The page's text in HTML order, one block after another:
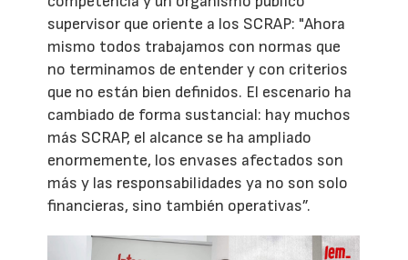
supervisor que oriente a los SCRAP: "Ahora
mismo todos trabajamos con normas que
no terminamos de entender y con criterios
que no están bien definidos. El escenario ha
cambiado de forma sustancial: hay muchos
más SCRAP, el alcance se ha ampliado
enormemente, los envases afectados son
más y las responsabilidades ya no son solo
financieras, sino también operativas”.